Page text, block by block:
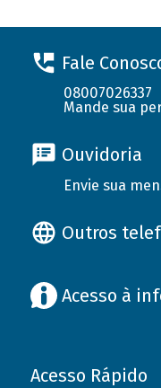
Fale
08007026337
Mande sua
Ouvidoria
Envie sua
Outros
Acesso à
Acesso Rápido